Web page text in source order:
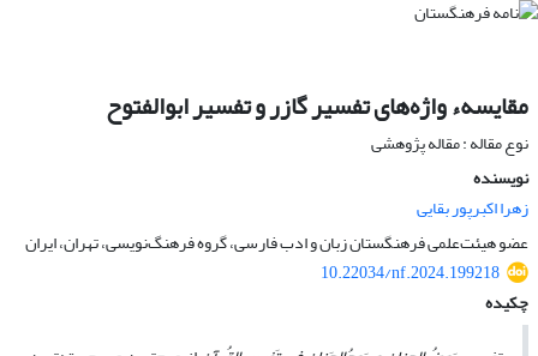
مقایسهء واژه‌های تفسیر گازر و تفسیر ابوالفتوح
نوع مقاله : مقاله پژوهشی
نویسنده
زهرا اکبرپور بقایی
عضو هیئت‌علمی فرهنگستان زبان و ادب فارسی، گروه فرهنگ‌نویسی، تهران، ایران
10.22034/nf.2024.199218
چکیده